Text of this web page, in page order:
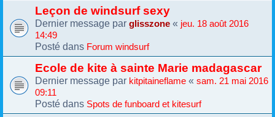
Leçon de windsurf sexy
Dernier message par glisszone « jeu. 18 août 2016
14:49
Posté dans Forum windsurf
Ecole de kite à sainte Marie madagascar
Dernier message par kitpitaineflame « sam. 21 mai 2016
09:11
Posté dans Spots de funboard et kitesurf